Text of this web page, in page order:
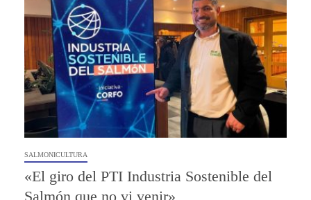
SALMONICULTURA
«El giro del PTI Industria Sostenible del
Salmón que no vi venir»